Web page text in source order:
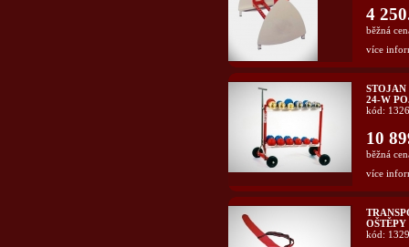
4
běžná
více
24-W
kód:
10
běžná
více
OŠTĚPY
kód: